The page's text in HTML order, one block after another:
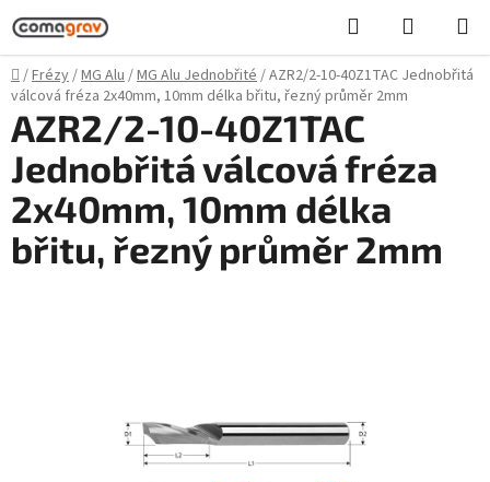
Přejít
na
obsah
Hledat
KOŠÍK
Domů
/Frézy/MG Alu/MG Alu Jednobřité/AZR2/2-10-40Z1TAC Jednobřitá
válcová fréza 2x40mm, 10mm délka břitu, řezný průměr 2mm
AZR2/2-10-40Z1TAC
Jednobřitá válcová fréza
2x40mm, 10mm délka
břitu, řezný průměr 2mm